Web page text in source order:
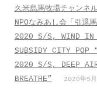
久米島馬牧場チャンネ
NPOなみあし会「引退
2020 S/S, WIND IN
SUBSIDY CITY POP
2020 S/S, DEEP
BREATHE”
2020年5